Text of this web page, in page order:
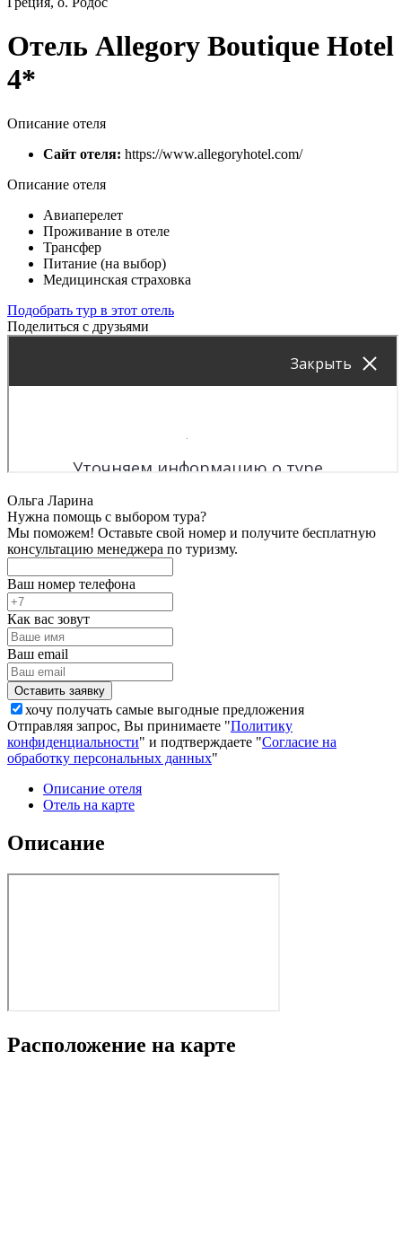
Отель Allegory Boutique Hotel
4*
Описание отеля
Сайт отеля: https://www.allegoryhotel.com/
Описание отеля
Авиаперелет
Проживание в отеле
Трансфер
Питание (на выбор)
Медицинская страховка
Подобрать тур в этот отель
Поделиться с друзьями
Ольга Ларина
Нужна помощь с выбором тура?
Мы поможем! Оставьте свой номер и получите бесплатную
консультацию менеджера по туризму.
Ваш номер телефона
Как вас зовут
Ваш email
хочу получать самые выгодные предложения
Отправляя запрос, Вы принимаете "Политику
конфиденциальности" и подтверждаете "Согласие на
обработку персональных данных"
Описание отеля
Отель на карте
Описание
Расположение на карте